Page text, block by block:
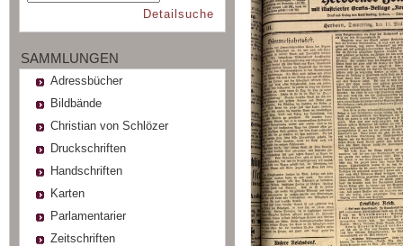
Detailsuche
SAMMLUNGEN
Adressbücher
Bildbände
Christian von Schlözer
Druckschriften
Handschriften
Karten
Parlamentarier
Zeitschriften